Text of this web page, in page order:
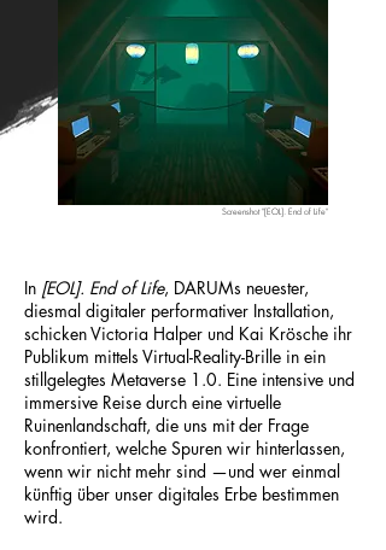
Screenshot "[EOL]. End of Life"
In [EOL]. End of Life, DARUMs neuester,
diesmal digitaler performativer Installation,
schicken Victoria Halper und Kai Krösche ihr
Publikum mittels Virtual-Reality-Brille in ein
stillgelegtes Metaverse 1.0. Eine intensive und
immersive Reise durch eine virtuelle
Ruinenlandschaft, die uns mit der Frage
konfrontiert, welche Spuren wir hinterlassen,
wenn wir nicht mehr sind —und wer einmal
künftig über unser digitales Erbe bestimmen
wird.